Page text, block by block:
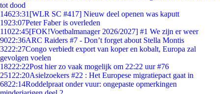
tot dood
14623:31 [WLR SC #417] Nieuw deel openen was kaputt
1923:07Peter Faber is overleden
11022:45[FOK!Voetbalmanager 2026/2027] #1 We zijn er weer
9022:36ARC Raiders #7 - Don’t forget about Stella Montis
3222:27Congo verbiedt export van koper en kobalt, Europa zal
gevolgen voelen
18222:22Post hier zo vaak mogelijk om 22:22 uur #76
251 22:20Asielzoekers #22 : Het Europese migratiepact gaat in
6822:14Roddelpraat onder vuur: ongepaste opmerkingen